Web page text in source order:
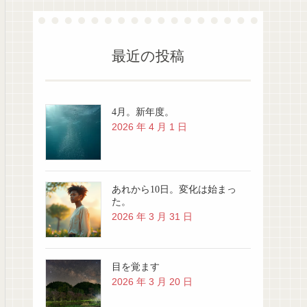
最近の投稿
4月。新年度。
2026 年 4 月 1 日
あれから10日。変化は始まっ
た。
2026 年 3 月 31 日
目を覚ます
2026 年 3 月 20 日